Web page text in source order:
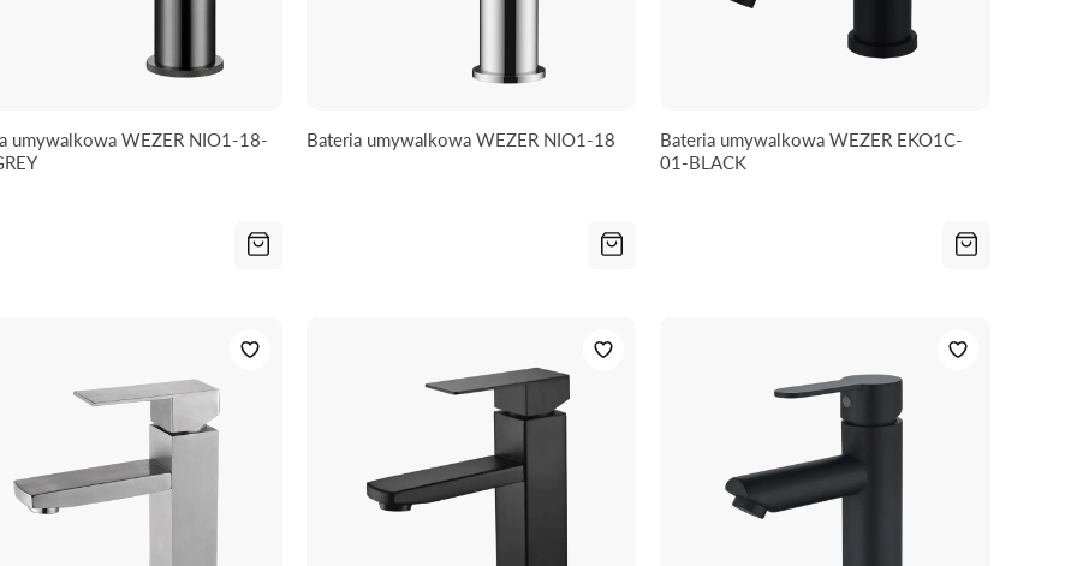
umywalkowa WEZER NIO1-18-
Bateria umywalkowa WEZER NIO1-18
Bateria umywalkowa WEZER EKO1C-
01-BLACK